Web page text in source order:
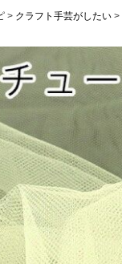
クラフト手芸がしたい